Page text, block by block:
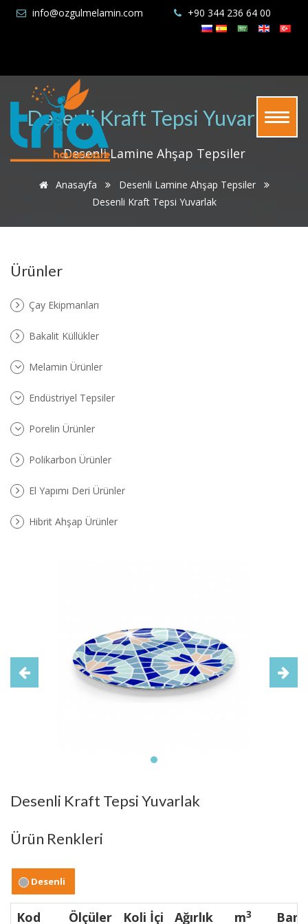
info@ozgulmelamin.com +90 344 236 64 00
Desenli Kraft Tepsi Yuvarlak
Desenli Lamine Ahşap Tepsiler
Anasayfa
Desenli Lamine Ahşap Tepsiler
Desenli Kraft Tepsi Yuvarlak
Ürünler
Çay Ekipmanları
Bakalit Küllükler
Melamin Ürünler
Endüstriyel Tepsiler
Porelin Ürünler
Polikarbon Ürünler
El Yapımı Deri Ürünler
Hibrit Ahşap Ürünler
Desenli Kraft Tepsi Yuvarlak
Ürün Renkleri
Desenli
Kod Ölçüler Koli İçi Ağırlık m3